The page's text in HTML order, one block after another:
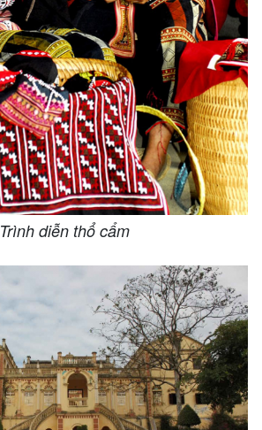
Trình diễn thổ cẩm